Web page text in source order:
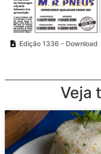
Edição 1336 - Download
Veja